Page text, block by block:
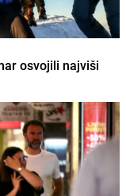
osvojili najviši